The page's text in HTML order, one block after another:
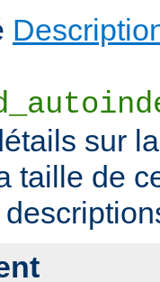
sur
taille de